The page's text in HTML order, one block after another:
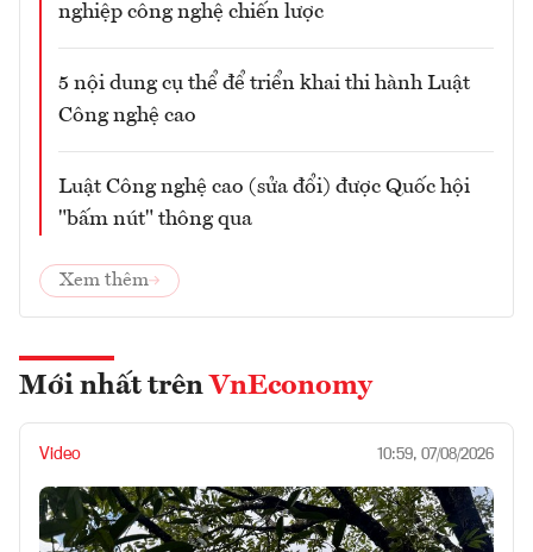
nghiệp công nghệ chiến lược
5 nội dung cụ thể để triển khai thi hành Luật
Công nghệ cao
Luật Công nghệ cao (sửa đổi) được Quốc hội
"bấm nút" thông qua
Xem thêm
Mới nhất trên VnEconomy
Video 10:59, 07/08/2026